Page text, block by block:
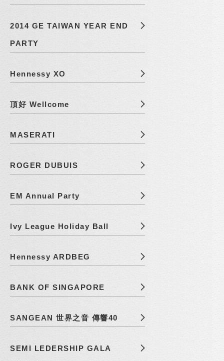
2014 GE TAIWAN YEAR END
PARTY
Hennessy XO
頂好 Wellcome
MASERATI
ROGER DUBUIS
EM Annual Party
Ivy League Holiday Ball
Hennessy ARDBEG
BANK OF SINGAPORE
SANGEAN 世界之音 傳響40
SEMI LEDERSHIP GALA